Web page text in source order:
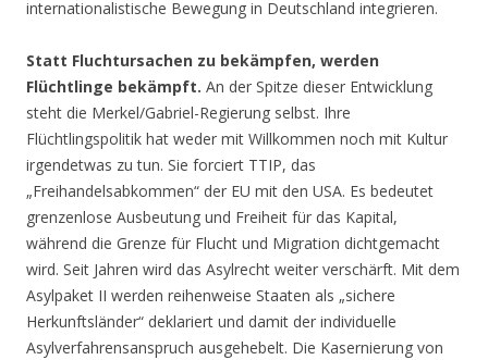
internationalistische Bewegung in Deutschland integrieren.
Statt Fluchtursachen zu bekämpfen, werden
Flüchtlinge bekämpft. An der Spitze dieser Entwicklung
steht die Merkel/Gabriel-Regierung selbst. Ihre
Flüchtlingspolitik hat weder mit Willkommen noch mit Kultur
irgendetwas zu tun. Sie forciert TTIP, das
„Freihandelsabkommen“ der EU mit den USA. Es bedeutet
grenzenlose Ausbeutung und Freiheit für das Kapital,
während die Grenze für Flucht und Migration dichtgemacht
wird. Seit Jahren wird das Asylrecht weiter verschärft. Mit dem
Asylpaket II werden reihenweise Staaten als „sichere
Herkunftsländer“ deklariert und damit der individuelle
Asylverfahrensanspruch ausgehebelt. Die Kasernierung von